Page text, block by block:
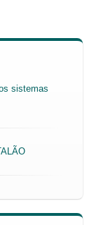
sistemas